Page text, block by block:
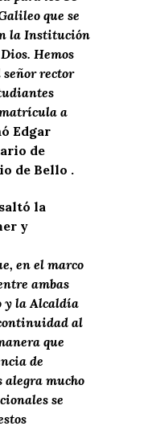
que se
la Institución
Hemos
señor rector
a
Edgar
de
de Bello .
la
y
en el marco
ambas
y la Alcaldía
al
que
de
alegra mucho
se